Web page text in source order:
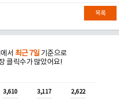
목록
서 최근 7일 기준으로
클릭수가 많았어요!
3,610 3,117 2,622